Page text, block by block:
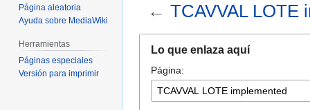
← TCAVVAL LOTE
navegación
búsqueda
Lo que enlaza aquí
Página:
Página aleatoria
Ayuda sobre MediaWiki
Herramientas
Páginas especiales
Versión para imprimir